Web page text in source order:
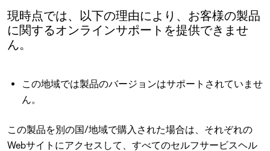
現時点では、以下の理由により、お客様の製品
に関するオンラインサポートを提供できませ
ん。
この地域では製品のバージョンはサポートされていませ
ん。
この製品を別の国/地域で購入された場合は、それぞれの
Webサイトにアクセスして、すべてのセルフサービスヘル